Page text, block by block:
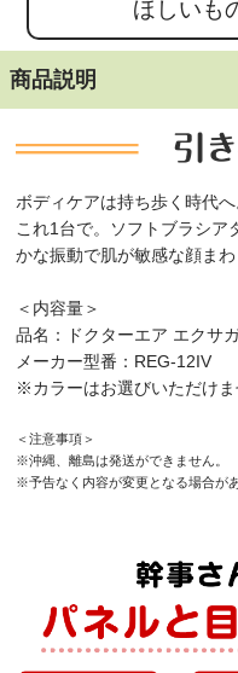
商品説明
ボディケアは持ち歩く時代
これ1台で。ソフトブラシア
かな振動で肌が敏感な顔ま
＜内容量＞
品名：ドクターエア エクサ
メーカー型番：REG-12IV
※カラーはお選びいただけま
＜注意事項＞
※沖縄、離島は発送ができません。
※予告なく内容が変更となる場合が